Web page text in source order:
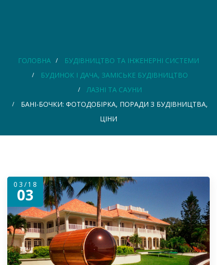
ГОЛОВНА
БУДІВНИЦТВО ТА ІНЖЕНЕРНІ СИСТЕМИ
БУДИНОК І ДАЧА, ЗАМІСЬКЕ БУДІВНИЦТВО
ЛАЗНІ ТА САУНИ
БАНІ-БОЧКИ: ФОТОДОБІРКА, ПОРАДИ З БУДІВНИЦТВА,
ЦІНИ
03/18
03